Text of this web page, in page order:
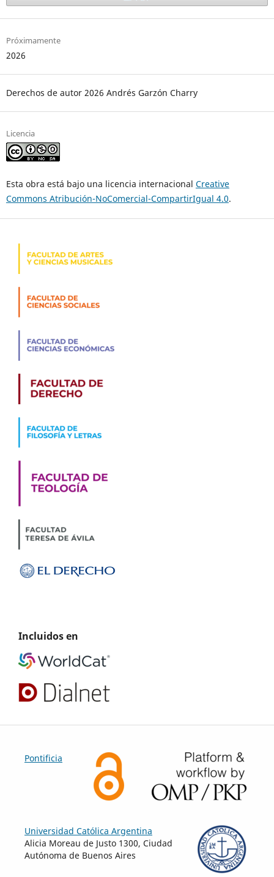
Próximamente
2026
Derechos de autor 2026 Andrés Garzón Charry
Licencia
Esta obra está bajo una licencia internacional Creative
Commons Atribución-NoComercial-CompartirIgual 4.0.
Incluidos en
Pontificia
Universidad Católica Argentina
Alicia Moreau de Justo 1300, Ciudad
Autónoma de Buenos Aires